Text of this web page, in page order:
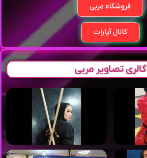
فروشگاه مربی
کانال آپارات
گالری تصاویر مربی